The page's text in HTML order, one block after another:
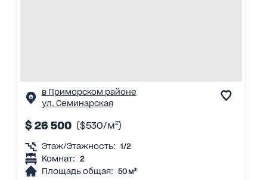
в Приморском районе
ул. Семинарская
$ 26 500 ($530/м²)
Этаж/Этажность: 1/2
Комнат: 2
Площадь общая: 50 м²